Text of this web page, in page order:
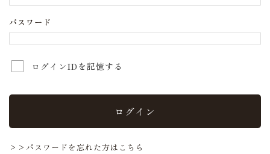
パスワード
ログインIDを記憶する
ログイン
>>パスワードを忘れた方はこちら